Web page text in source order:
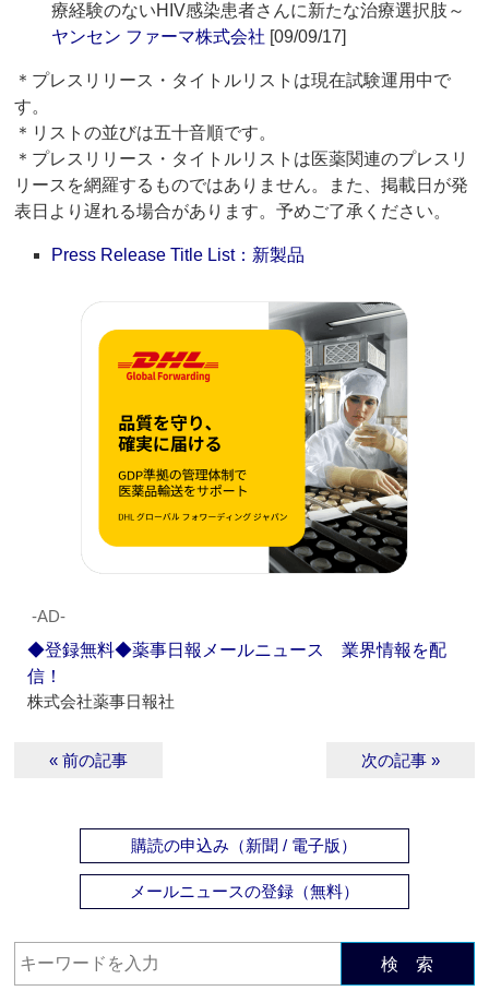
療経験のないHIV感染患者さんに新たな治療選択肢～
ヤンセン ファーマ株式会社 [09/09/17]
＊プレスリリース・タイトルリストは現在試験運用中で
す。
＊リストの並びは五十音順です。
＊プレスリリース・タイトルリストは医薬関連のプレスリ
リースを網羅するものではありません。また、掲載日が発
表日より遅れる場合があります。予めご了承ください。
Press Release Title List：新製品
‐AD‐
◆登録無料◆薬事日報メールニュース 業界情報を配
信！
株式会社薬事日報社
« 前の記事 次の記事 »
購読の申込み（新聞 / 電子版）
メールニュースの登録（無料）
検 索